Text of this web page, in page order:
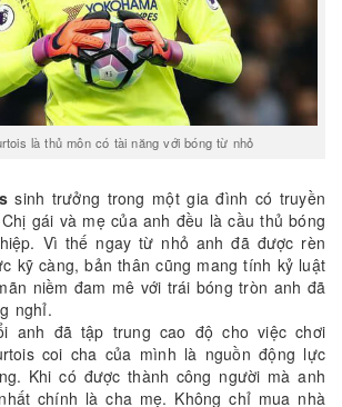
là thủ môn có tài năng với bóng từ nhỏ
sinh trưởng trong một gia đình có truyền
gái và mẹ của anh đều là cầu thủ bóng
Vì thế ngay từ nhỏ anh đã được rèn
kỹ càng, bản thân cũng mang tính kỷ luật
niềm đam mê với trái bóng tròn anh đã
nghỉ.
anh đã tập trung cao độ cho việc chơi
coi cha của mình là nguồn động lực
Khi có được thành công người mà anh
chính là cha mẹ. Không chỉ mua nhà